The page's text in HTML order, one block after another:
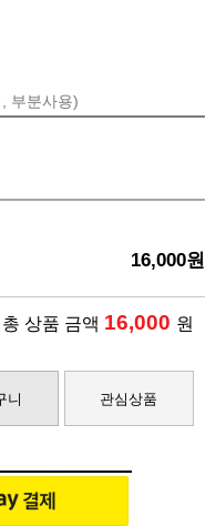
부분사용)
16,000원
총 상품 금액 16,000 원
니 관심상품